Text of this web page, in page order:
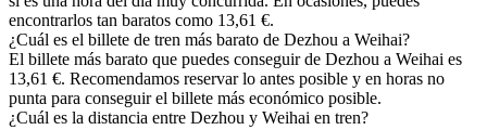
encontrarlos tan baratos como 13,61 €.
¿Cuál es el billete de tren más barato de Dezhou a Weihai?
El billete más barato que puedes conseguir de Dezhou a Weihai es
13,61 €. Recomendamos reservar lo antes posible y en horas no
punta para conseguir el billete más económico posible.
¿Cuál es la distancia entre Dezhou y Weihai en tren?